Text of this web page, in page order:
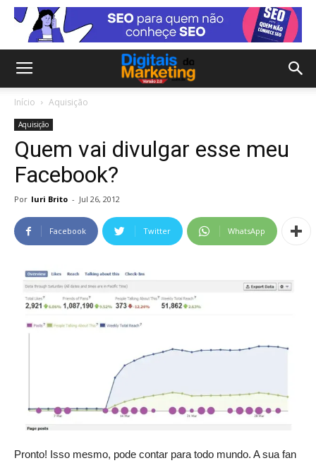
Início Aquisição
Aquisição
Quem vai divulgar esse meu
Facebook?
Por Iuri Brito - Jul 26, 2012
Facebook Twitter WhatsApp
Pronto! Isso mesmo, pode contar para todo mundo. A sua fan